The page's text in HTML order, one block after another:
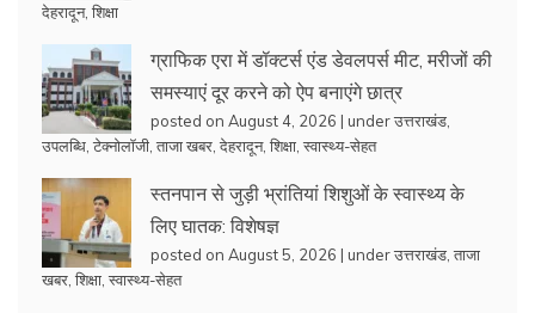
देहरादून, शिक्षा
ग्राफिक एरा में डॉक्टर्स एंड डेवलपर्स मीट, मरीजों की
समस्याएं दूर करने को ऐप बनाएंगे छात्र
posted on August 4, 2026 | underउत्तराखंड
उपलब्धि टेक्नोलॉजी ताजा खबर देहरादून, शिक्षा स्वास्थ्य-सेहत
स्तनपान से जुड़ी भ्रांतियां शिशुओं के स्वास्थ्य के
लिए घातक: विशेषज्ञ
posted on August 5, 2026 | underउत्तराखंड ताजा
खबर शिक्षा स्वास्थ्य-सेहत